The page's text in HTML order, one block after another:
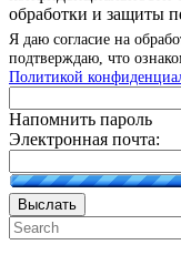
обработки и защиты
Я даю согласие на
подтверждаю, что
Политикой
Напомнить пароль
Электронная почта:
Выслать